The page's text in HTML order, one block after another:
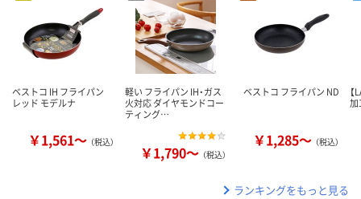
ベストコ IH フライパン
レッド モデルナ
￥1,561～ （税込）
軽い フライパン IH・ガス
火対応 ダイヤモンドコー
ティング…
￥1,790～ （税込）
ベストコ フライパン ND
￥1,285～ （税込）
加
ランキングをもっと見る